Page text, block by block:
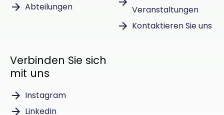
Abteilungen
Veranstaltungen
Kontaktieren Sie uns
Verbinden Sie sich
mit uns
Instagram
LinkedIn